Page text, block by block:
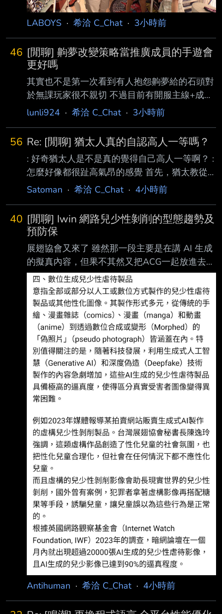
LABOYS · 希洽 C_Chat· 3小時前
46 [閒聊] 齁夢改變策略當推廣成員的手遊會
更好嗎
其實也不是第一次看到有人抱怨齁夢給的石頭對
於無課玩家很不親切 不過目前有開服主線+成就
+連續登頂的石頭 大部分人其實都還是囤出不少
接 都從齁夢返流過去很多 ID的成員也表示有類
似情況 那與其在這個地方摳門 想著要把爛球的
損失撈回來 但造成玩家因為覺得過度摳門而流
失 不如把眼光放遠一些 多送多推廣 多留住開服
玩家 這樣能形成正向回饋機制 彼此拉抬人氣 這
樣會更好一些嗎？ 雖然我覺得在連續登頂情況
下 營運一定覺得他們做法很正確就是了QQ.... --
lunli924 · 希洽 C_Chat· 3小時前
56 Re: [閒聊] 猶太人真的自認高人一等嗎？
: 好奇猶太人是不是真的覺得自己高人一等啊？ :
怎麼好像都很趾高氣昂的感覺 首先，猶太教從
來沒說上帝只救猶太人。 猶太教中上帝的概念
上帝」。 但是迦勒底帝國尼布甲尼撒二世於西
元前六世紀初入侵猶大王國， 不僅摧毀所羅門
王聖殿，還將整批猶太人打包一起帶回巴比倫奴
役。 史稱「巴比倫之囚」。 這是一個可以從考
古成果來檢驗的真實歷史事件。 這時候猶太人
就開始想。 不是只有我們的神是真的嗎？ 既然
我們的神是真的，那為什麼我們會戰敗，還會過
得那麼慘？ 難道神不存在，不可能啊，
Satoman · 希洽 C_Chat· 4小時前
40 [閒聊] Iwin 網路兒少性剝削的型態趨勢及
預防保
展翅協會又來了 雖然那一段主要是在講 AI 生成
的擬真內容，但果不其然又把ACG一起放進去講
https://i.imgur.com/SAjbE4l.jpeg 全文：
https://www.facebook.com/share/p/1EUifUbdac
/ #i分享【網路兒少性剝削的型態趨勢及預防保
護】 台灣展翅協會秘書長及研究員陳逸玲、簡
郁諠（2025），根據全球兒童安全機構
（Childlig ht-Global Child Safety Institute）
2024年的研究指出，全世界每年有超過3億名
Antihuman · 希洽 C_Chat· 4小時前